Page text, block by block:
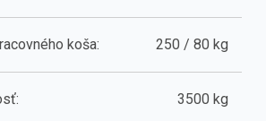
koša: 250 / 80 kg
3500 kg